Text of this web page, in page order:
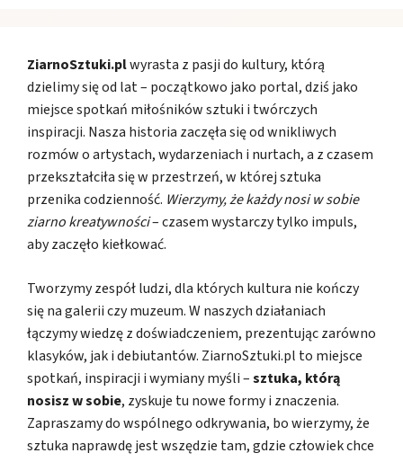
ZiarnoSztuki.plwyrasta z pasji do kultury, którą
dzielimy się od lat – początkowo jako portal, dziś jako
miejsce spotkań miłośników sztuki i twórczych
inspiracji. Nasza historia zaczęła się od wnikliwych
rozmów o artystach, wydarzeniach i nurtach, a z czasem
przekształciła się w przestrzeń, w której sztuka
przenika codzienność. Wierzymy, że każdy nosi w sobie
ziarno kreatywności– czasem wystarczy tylko impuls,
aby zaczęło kiełkować.
Tworzymy zespół ludzi, dla których kultura nie kończy
się na galerii czy muzeum. W naszych działaniach
łączymy wiedzę z doświadczeniem, prezentując zarówno
klasyków, jak i debiutantów. ZiarnoSztuki.pl to miejsce
spotkań, inspiracji i wymiany myśli –sztuka, którą
nosisz w sobie, zyskuje tu nowe formy i znaczenia.
Zapraszamy do wspólnego odkrywania, bo wierzymy, że
sztuka naprawdę jest wszędzie tam, gdzie człowiek chce